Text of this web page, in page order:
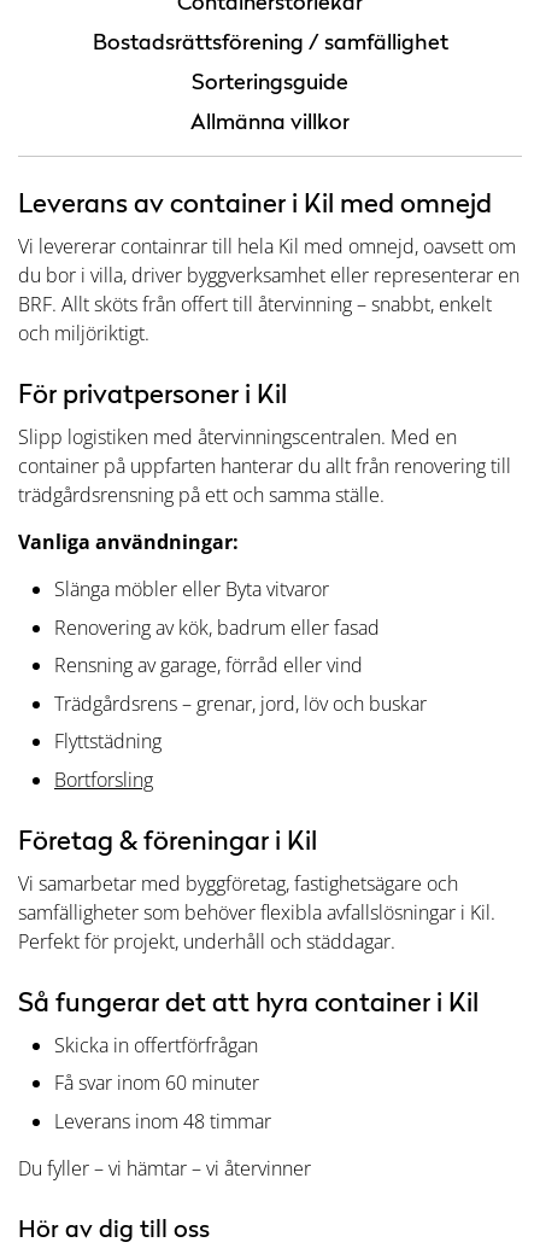
Bostadsrättsförening / samfällighet
Sorteringsguide
Allmänna villkor
Leverans av container i Kil med omnejd
Vi levererar containrar till hela Kil med omnejd, oavsett om
du bor i villa, driver byggverksamhet eller representerar en
BRF. Allt sköts från offert till återvinning – snabbt, enkelt
och miljöriktigt.
För privatpersoner i Kil
Slipp logistiken med återvinningscentralen. Med en
container på uppfarten hanterar du allt från renovering till
trädgårdsrensning på ett och samma ställe.
Vanliga användningar:
Slänga möbler eller Byta vitvaror
Renovering av kök, badrum eller fasad
Rensning av garage, förråd eller vind
Trädgårdsrens – grenar, jord, löv och buskar
Flyttstädning
Bortforsling
Företag & föreningar i Kil
Vi samarbetar med byggföretag, fastighetsägare och
samfälligheter som behöver flexibla avfallslösningar i Kil.
Perfekt för projekt, underhåll och städdagar.
Så fungerar det att hyra container i Kil
Skicka in offertförfrågan
Få svar inom 60 minuter
Leverans inom 48 timmar
Du fyller – vi hämtar – vi återvinner
Hör av dig till oss